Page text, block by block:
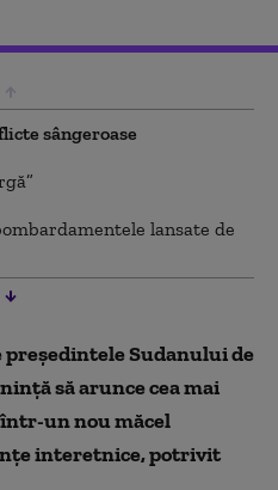
sângeroase
lansate de
Sudanului de
să arunce cea mai
un nou măcel
interetnice, potrivit